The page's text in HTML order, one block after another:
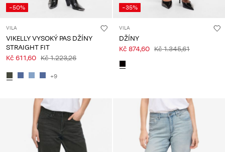
-50%
VILA
VIKELLY VYSOKÝ PAS DŽÍNY
STRAIGHT FIT
Kč 611,60 Kč 1.223,26
+9
-35%
VILA
DŽÍNY
Kč 874,60 Kč 1.345,61